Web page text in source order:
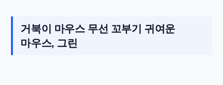
거북이 마우스 무선 꼬부기 귀여운
마우스, 그린